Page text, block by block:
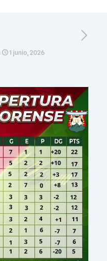
1 junio, 2026